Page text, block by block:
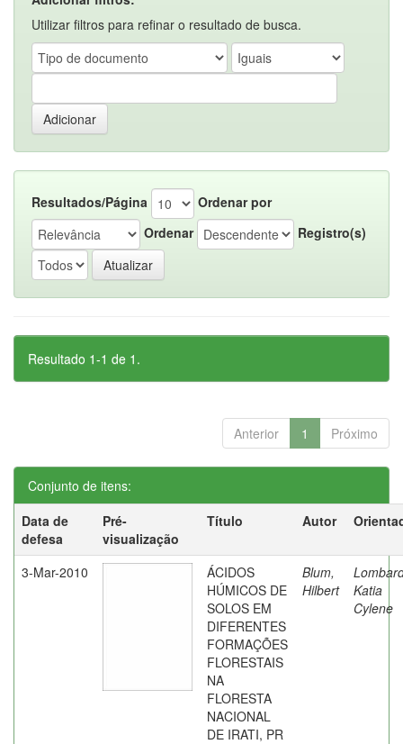
Utilizar filtros para refinar o resultado de busca.
Resultados/Página
Ordenar por
Ordenar
Registro(s)
Resultado 1-1 de 1.
Anterior 1 Próximo
Conjunto de itens:
Data de
defesa
Pré-
visualização
Título Autor
3-Mar-2010
ÁCIDOS
HÚMICOS DE
SOLOS EM
DIFERENTES
FORMAÇÕES
FLORESTAIS
NA
FLORESTA
NACIONAL
DE IRATI, PR
Blum,
Hilbert
Katia
Cylene